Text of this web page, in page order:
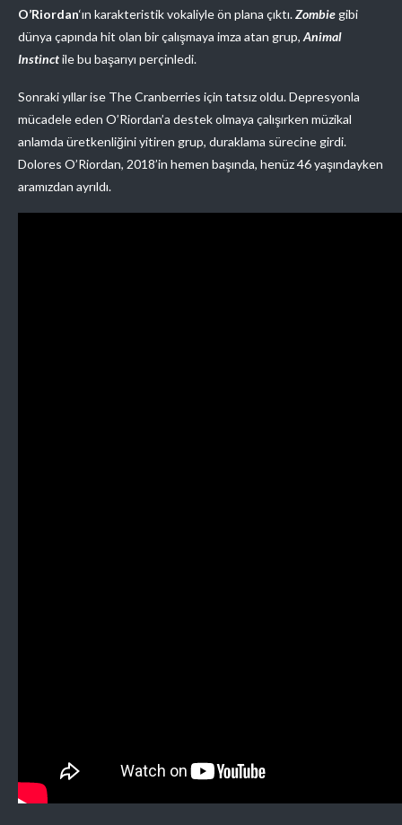
O’Riordan‘ın karakteristik vokaliyle ön plana çıktı.Zombie gibi
dünya çapında hit olan bir çalışmaya imza atan grup, Animal
Instinctile bu başarıyı perçinledi.
Sonraki yıllar ise The Cranberries için tatsız oldu. Depresyonla
mücadele eden O’Riordan’a destek olmaya çalışırken müzikal
anlamda üretkenliğini yitiren grup, duraklama sürecine girdi.
Dolores O’Riordan, 2018’in hemen başında, henüz 46 yaşındayken
aramızdan ayrıldı.